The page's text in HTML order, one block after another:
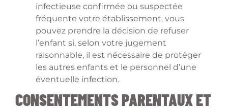
infectieuse confirmée ou suspectée
fréquente votre établissement, vous
pouvez prendre la décision de refuser
l’enfant si, selon votre jugement
raisonnable, il est nécessaire de protéger
les autres enfants et le personnel d’une
éventuelle infection.
CONSENTEMENTS PARENTAUX ET